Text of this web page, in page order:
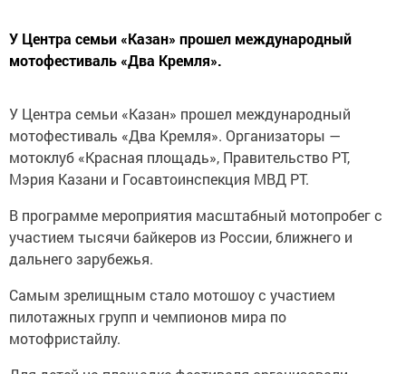
У Центра семьи «Казан» прошел международный
мотофестиваль «Два Кремля».
У Центра семьи «Казан» прошел международный
мотофестиваль «Два Кремля». Организаторы —
мотоклуб «Красная площадь», Правительство РТ,
Мэрия Казани и Госавтоинспекция МВД РТ.
В программе мероприятия масштабный мотопробег с
участием тысячи байкеров из России, ближнего и
дальнего зарубежья.
Самым зрелищным стало мотошоу с участием
пилотажных групп и чемпионов мира по
мотофристайлу.